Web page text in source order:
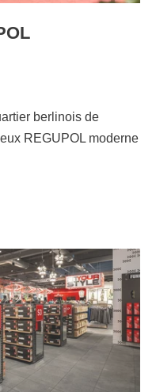
berlinois de
REGUPOL moderne